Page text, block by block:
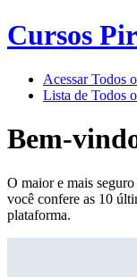
Cursos
Acessar Todos
Lista de Todos
Bem-
O maior e mais
você confere as 10
plataforma.